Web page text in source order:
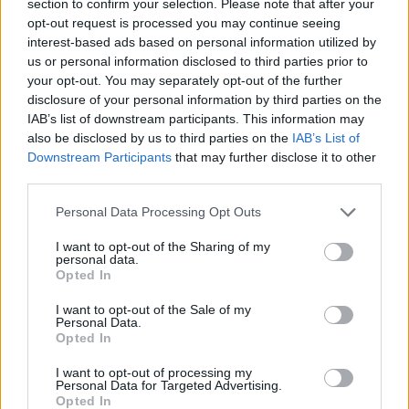
section to confirm your selection. Please note that after your
opt-out request is processed you may continue seeing
interest-based ads based on personal information utilized by
us or personal information disclosed to third parties prior to
your opt-out. You may separately opt-out of the further
disclosure of your personal information by third parties on the
IAB’s list of downstream participants. This information may
also be disclosed by us to third parties on the IAB’s List of
Downstream Participants that may further disclose it to other
Personal Data Processing Opt Outs
I want to opt-out of the Sharing of my
personal data.
Opted In
I want to opt-out of the Sale of my
Personal Data.
Opted In
I want to opt-out of processing my
Personal Data for Targeted Advertising.
Opted In
Comentar Letra
Comenta o pregunta lo que desees sobre 250
Centavos o 'Desconfianza'
Comentarios (1)